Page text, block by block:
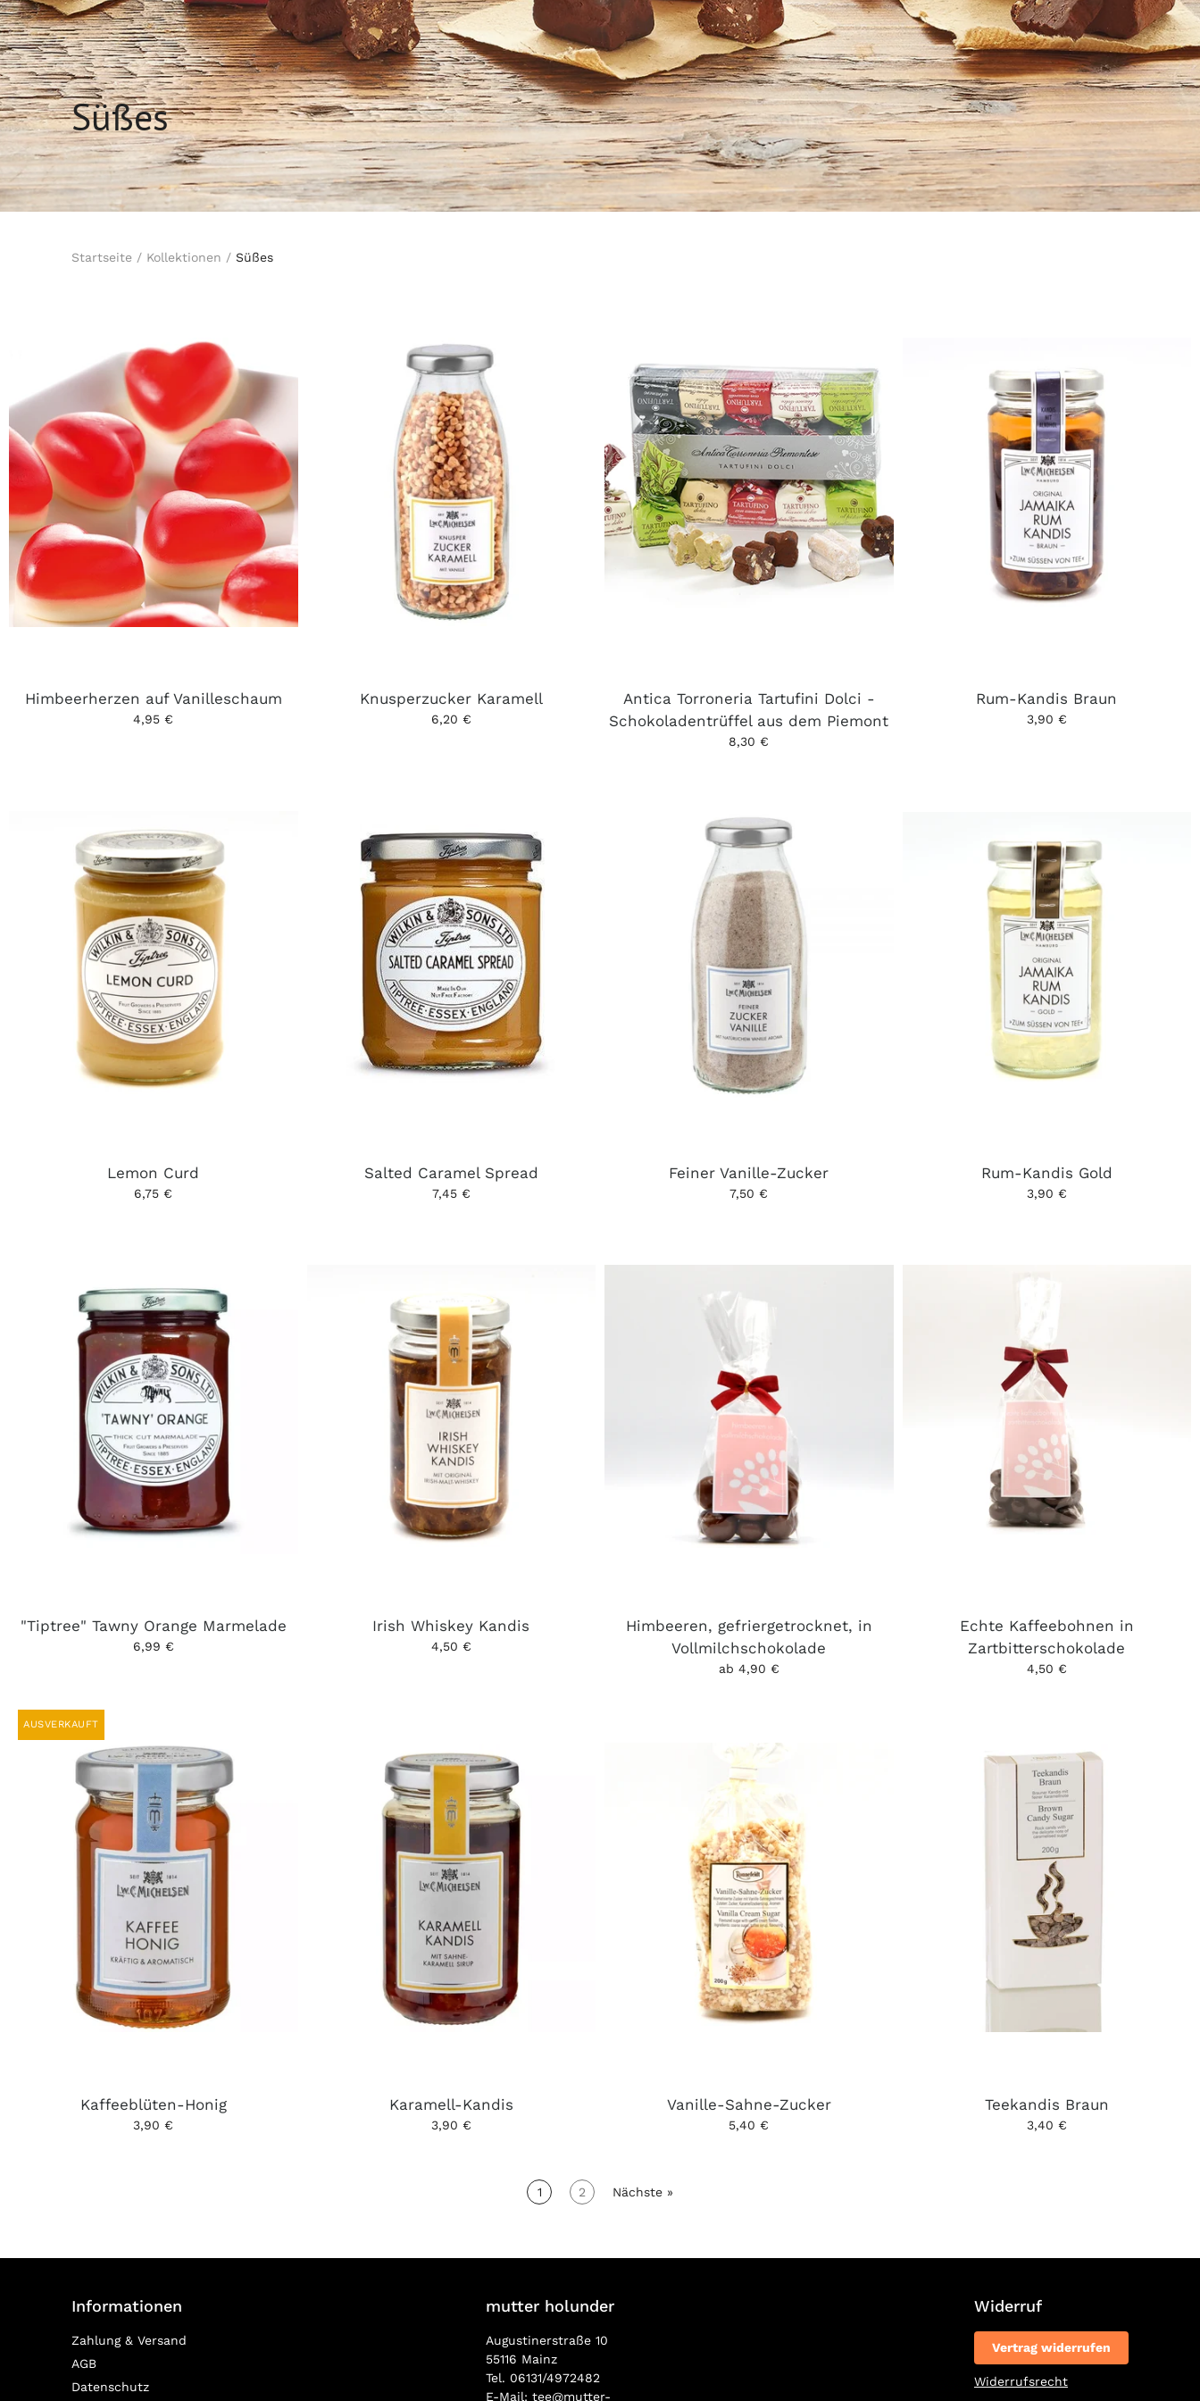
Süßes
Startseite / Kollektionen / Süßes
4,95 €
Himbeerherzen auf Vanilleschaum
6,20 €
Knusperzucker Karamell
8,30 €
Antica Torroneria Tartufini Dolci -
Schokoladentrüffel aus dem Piemont
3,90 €
Rum-Kandis Braun
6,75 €
Lemon Curd
7,45 €
Salted Caramel Spread
7,50 €
Feiner Vanille-Zucker
3,90 €
Rum-Kandis Gold
6,99 €
"Tiptree" Tawny Orange Marmelade
4,50 €
Irish Whiskey Kandis
ab 4,90 €
Himbeeren, gefriergetrocknet, in
Vollmilchschokolade
4,50 €
Echte Kaffeebohnen in
Zartbitterschokolade
AUSVERKAUFT
3,90 €
Kaffeeblüten-Honig
3,90 €
Karamell-Kandis
5,40 €
Vanille-Sahne-Zucker
3,40 €
Teekandis Braun
1 2 Nächste »
Informationen
Zahlung & Versand
AGB
Datenschutz
mutter holunder
Augustinerstraße 10
55116 Mainz
Tel. 06131/4972482
E-Mail: tee@mutter-
Widerruf
Vertrag widerrufen
Widerrufsrecht